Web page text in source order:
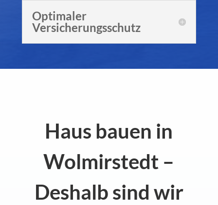
Optimaler
Versicherungsschutz
Haus bauen in
Wolmirstedt –
Deshalb sind wir